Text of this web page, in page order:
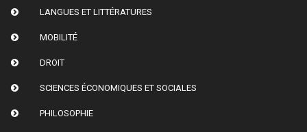
LANGUES ET LITTÉRATURES
MOBILITÉ
DROIT
SCIENCES ÉCONOMIQUES ET SOCIALES
PHILOSOPHIE